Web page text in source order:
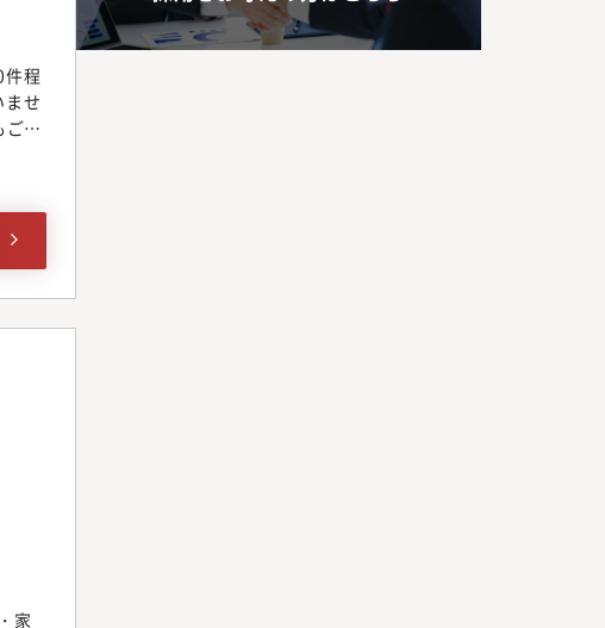
程
せ
ご希
中
た
わせ
の
家